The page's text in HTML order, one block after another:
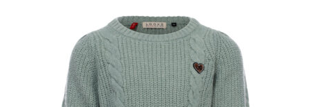
Deze
optie
kan
gekozen
worden